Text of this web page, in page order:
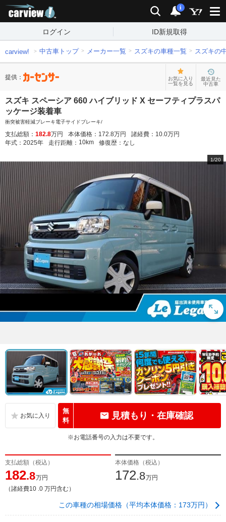
検索 通知
i
ログイン ID新規取得
carview! 中古車トップ メーカー一覧 スズキの車種一覧 スズキの
提供：
お気に入り
一覧を見る
最近見た
中古車
スズキ スペーシア 660 ハイブリッド X セーフティプラスパ
ッケージ装着車
衝突被害軽減ブレーキ電子サイドブレーキ/
支払総額： 182.8万円 本体価格： 172.8万円 諸経費： 10.0万円
年式： 2025年 走行距離： 10km 修復歴： なし
1/20
無
料
見積もり・在庫確認
※お電話番号の入力は不要です。
支払総額（税込）
182.8万円
（諸経費10 .0 万円含む）
本体価格（税込）
172.8万円
この車種の相場価格（平均本体価格：173万円）